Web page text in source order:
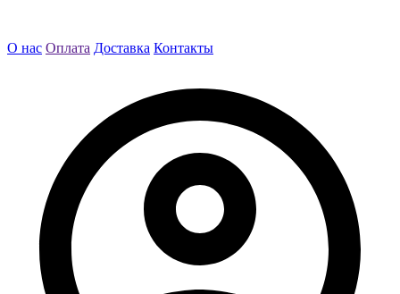
О нас Оплата Доставка Контакты